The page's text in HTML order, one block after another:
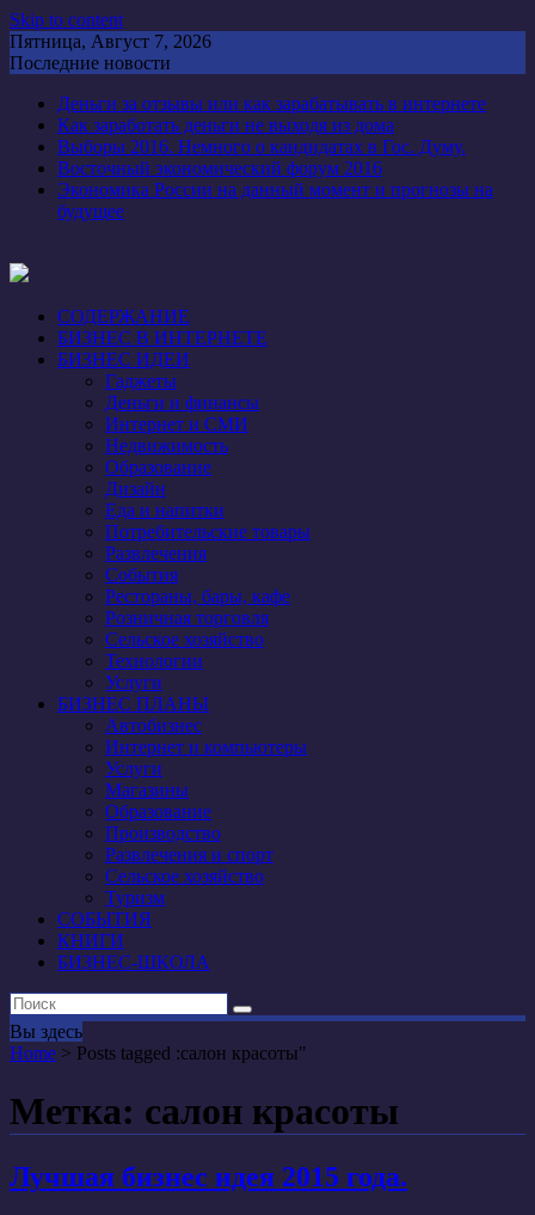
Skip to content
Пятница, Август 7, 2026
Последние новости
Деньги за отзывы или как зарабатывать в интернете
Как заработать деньги не выходя из дома
Выборы 2016. Немного о кандидатах в Гос. Думу.
Восточный экономический форум 2016
Экономика России на данный момент и прогнозы на
будущее
СОДЕРЖАНИЕ
БИЗНЕС В ИНТЕРНЕТЕ
БИЗНЕС ИДЕИ
Гаджеты
Деньги и финансы
Интернет и СМИ
Недвижимость
Образование
Дизайн
Еда и напитки
Потребительские товары
Развлечения
События
Рестораны, бары, кафе
Розничная торговля
Сельское хозяйство
Технологии
Услуги
БИЗНЕС ПЛАНЫ
Автобизнес
Интернет и компьютеры
Услуги
Магазины
Образование
Производство
Развлечения и спорт
Сельское хозяйство
Туризм
СОБЫТИЯ
КНИГИ
БИЗНЕС-ШКОЛА
Вы здесь
Home > Posts tagged :салон красоты"
Метка: салон красоты
Лучшая бизнес идея 2015 года.